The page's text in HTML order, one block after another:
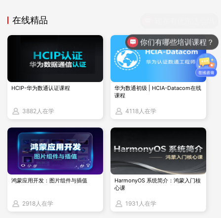
除了考试费用，许多考生还会选择参加培训课程来提高
通过率。培训费用因培训机构的不同而有所差异，但一
般来说，HCIE认证的培训费用可能在7800元至12800
元人民币之间。
HCIE数通方向的考试费用相对较高，但其含金量也远
超过其他级别的认证，如HCNA和HCNP。通过HCIE认
证，考生将获得全球唯一的HCIE号码，并永久保留该
证书。因此，尽管费用较高，但对于希望在IT领域内提
选择。
在线精品
HCIP-华为数通认证课程
3882人在学
华为数通初级 | HCIA-Datacom在线
课程
4118人在学
鸿蒙应用开发：图片组件与插值
2918人在学
HarmonyOS 系统简介：鸿蒙入门核
心课
1931人在学
你们有哪些培训课程？